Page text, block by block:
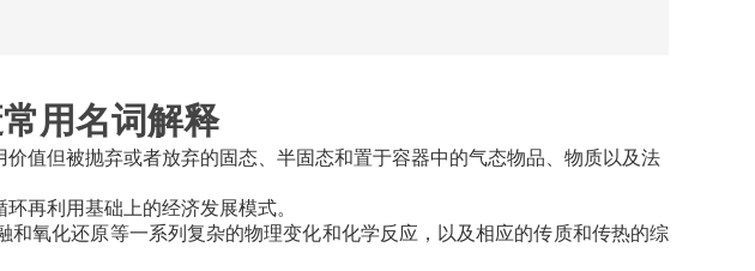
用名词解释
值但被抛弃或者放弃的固态、半固态和置于容器中的气态物品、物质以及法
再利用基础上的经济发展模式。
氧化还原等一系列复杂的物理变化和化学反应，以及相应的传质和传热的综